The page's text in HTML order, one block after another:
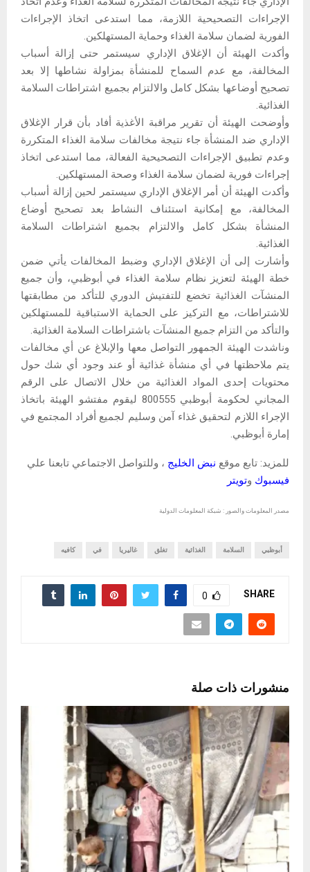
الإجراءات التصحيحية اللازمة، مما استدعى اتخاذ الإجراءات
الفورية لضمان سلامة الغذاء وحماية المستهلكين.
وأكدت الهيئة أن الإغلاق الإداري سيستمر حتى إزالة أسباب
المخالفة، مع عدم السماح للمنشأة بمزاولة نشاطها إلا بعد
تصحيح أوضاعها بشكل كامل والالتزام بجميع اشتراطات السلامة
الغذائية.
وأوضحت الهيئة أن تقرير مراقبة الأغذية أفاد بأن قرار الإغلاق
الإداري ضد المنشأة جاء نتيجة مخالفات سلامة الغذاء المتكررة
وعدم تطبيق الإجراءات التصحيحية الفعالة، مما استدعى اتخاذ
إجراءات فورية لضمان سلامة الغذاء وصحة المستهلكين.
وأكدت الهيئة أن أمر الإغلاق الإداري سيستمر لحين إزالة أسباب
المخالفة، مع إمكانية استئناف النشاط بعد تصحيح أوضاع
المنشأة بشكل كامل والالتزام بجميع اشتراطات السلامة
الغذائية.
وأشارت إلى أن الإغلاق الإداري وضبط المخالفات يأتي ضمن
خطة الهيئة لتعزيز نظام سلامة الغذاء في أبوظبي، وأن جميع
المنشآت الغذائية تخضع للتفتيش الدوري للتأكد من مطابقتها
للاشتراطات، مع التركيز على الحماية الاستباقية للمستهلكين
والتأكد من التزام جميع المنشآت باشتراطات السلامة الغذائية.
وناشدت الهيئة الجمهور التواصل معها والإبلاغ عن أي مخالفات
يتم ملاحظتها في أي منشأة غذائية أو عند وجود أي شك حول
محتويات إحدى المواد الغذائية من خلال الاتصال على الرقم
المجاني لحكومة أبوظبي 800555 ليقوم مفتشو الهيئة باتخاذ
الإجراء اللازم لتحقيق غذاء آمن وسليم لجميع أفراد المجتمع في
إمارة أبوظبي.
للمزيد: تابع موقع نبض الخليج ، وللتواصل الاجتماعي تابعنا علي
فيسبوك وتويتر
مصدر المعلومات والصور : شبكة المعلومات الدولية
أبوظبي السلامة الغذائية تغلق غاليريا في كافيه
SHARE
0
منشورات ذات صلة